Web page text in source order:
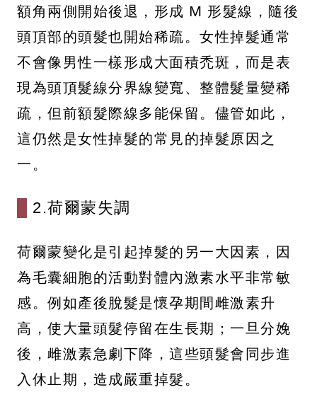
額角兩側開始後退，形成 M 形髮線，隨後
頭頂部的頭髮也開始稀疏。女性掉髮通常
不會像男性一樣形成大面積禿斑，而是表
現為頭頂髮線分界線變寬、整體髮量變稀
疏，但前額髮際線多能保留。儘管如此，
這仍然是女性掉髮的常見的掉髮原因之
一。
2.荷爾蒙失調
荷爾蒙變化是引起掉髮的另一大因素，因
為毛囊細胞的活動對體內激素水平非常敏
感。例如產後脫髮是懷孕期間雌激素升
高，使大量頭髮停留在生長期；一旦分娩
後，雌激素急劇下降，這些頭髮會同步進
入休止期，造成嚴重掉髮。